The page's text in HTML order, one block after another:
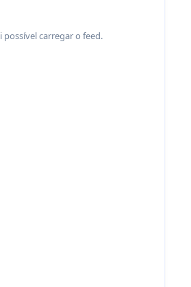
possível carregar o feed.